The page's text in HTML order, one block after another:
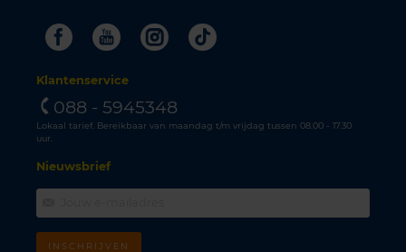
FacebookYoutubeInstagram
Tiktok
Klantenservice
088 - 5945348
Lokaal tarief. Bereikbaar van maandag t/m vrijdag tussen 08.00 - 17.30
uur.
Nieuwsbrief
INSCHRIJVEN